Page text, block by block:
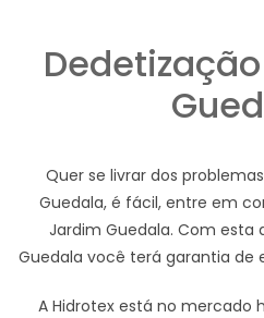
Quer se livrar dos
Guedala, é fácil, entre em
Jardim Guedala. Com esta
Guedala você terá garantia de
A Hidrotex está no mercado